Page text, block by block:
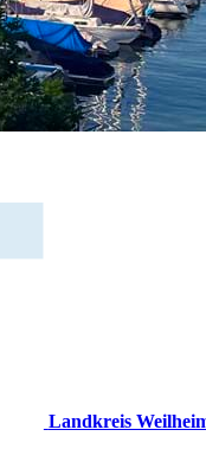
Landkreis